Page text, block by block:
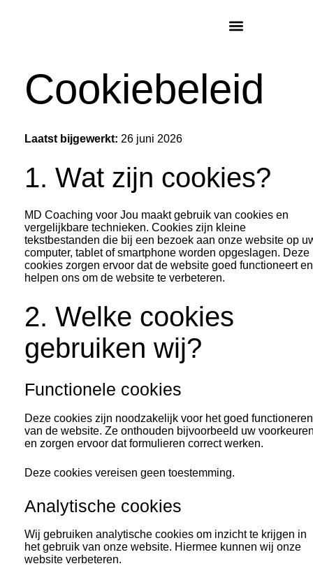
Cookiebeleid
Laatst bijgewerkt: 26 juni 2026
1. Wat zijn cookies?
MD Coaching voor Jou maakt gebruik van cookies en
vergelijkbare technieken. Cookies zijn kleine
tekstbestanden die bij een bezoek aan onze website op
computer, tablet of smartphone worden opgeslagen. Deze
cookies zorgen ervoor dat de website goed functioneert en
helpen ons om de website te verbeteren.
2. Welke cookies
gebruiken wij?
Functionele cookies
Deze cookies zijn noodzakelijk voor het goed functioneren
van de website. Ze onthouden bijvoorbeeld uw
en zorgen ervoor dat formulieren correct werken.
Deze cookies vereisen geen toestemming.
Analytische cookies
Wij gebruiken analytische cookies om inzicht te krijgen in
het gebruik van onze website. Hiermee kunnen wij onze
website verbeteren.